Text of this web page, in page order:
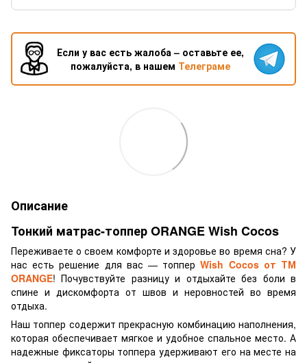
Если у вас есть жалоба – оставьте ее,
пожалуйста, в нашем Телеграме
Описание
Тонкий матрас-топпер ORANGE Wish Cocos
Переживаете о своем комфорте и здоровье во время сна? У
нас есть решение для вас — топпер Wish Cocos от ТМ
ORANGE! Почувствуйте разницу и отдыхайте без боли в
спине и дискомфорта от швов и неровностей во время
отдыха.
Наш топпер содержит прекрасную комбинацию наполнения,
которая обеспечивает мягкое и удобное спальное место. А
надежные фиксаторы топпера удерживают его на месте на